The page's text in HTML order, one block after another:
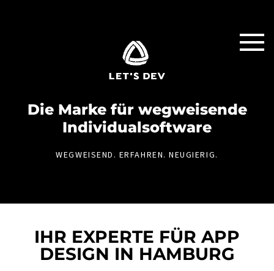
Die Marke für weg­weisende
Individual­software
WEGWEISEND. ERFAHREN. NEUGIERIG.
IHR EXPERTE FÜR APP
DESIGN IN HAMBURG